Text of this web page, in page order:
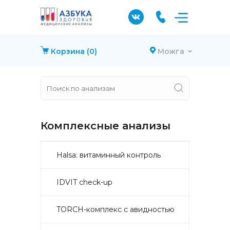
Корзина (0) Можга
Комплексные анализы
Halsa: витаминный контроль
IDVIT check-up
TORCH-комплекс с авидностью